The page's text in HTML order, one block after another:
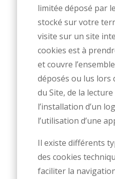
limitée déposé par
stocké sur votre
visite sur un site
cookies est à
et couvre
déposés ou lus lors
du Site, de la lecture
l’installation d’un
l’utilisation d’une
Il existe différents
des cookies
faciliter la